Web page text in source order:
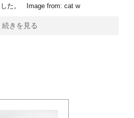
した。 Image from: cat w
続きを見る